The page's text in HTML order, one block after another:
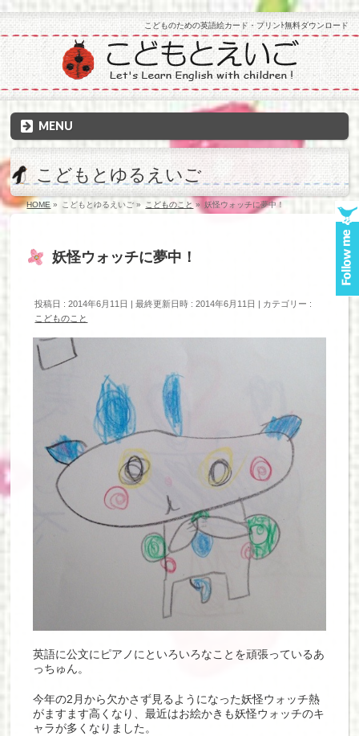
こどものための英語絵カード・プリンﾄ無料ダウンロード
MENU
こどもとゆるえいご
HOME » こどもとゆるえいご » こどものこと» 妖怪ウォッチに夢中！
妖怪ウォッチに夢中！
投稿日 : 2014年6月11日 最終更新日時 : 2014年6月11日
カテゴリー :
こどものこと
英語に公文にピアノにといろいろなことを頑張っているあ
っちゅん。
今年の2月から欠かさず見るようになった妖怪ウォッチ熱
がますます高くなり、最近はお絵かきも妖怪ウォッチのキ
ャラが多くなりました。